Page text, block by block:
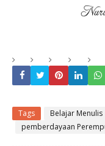
Tags Belajar Menulis
pemberdayaan